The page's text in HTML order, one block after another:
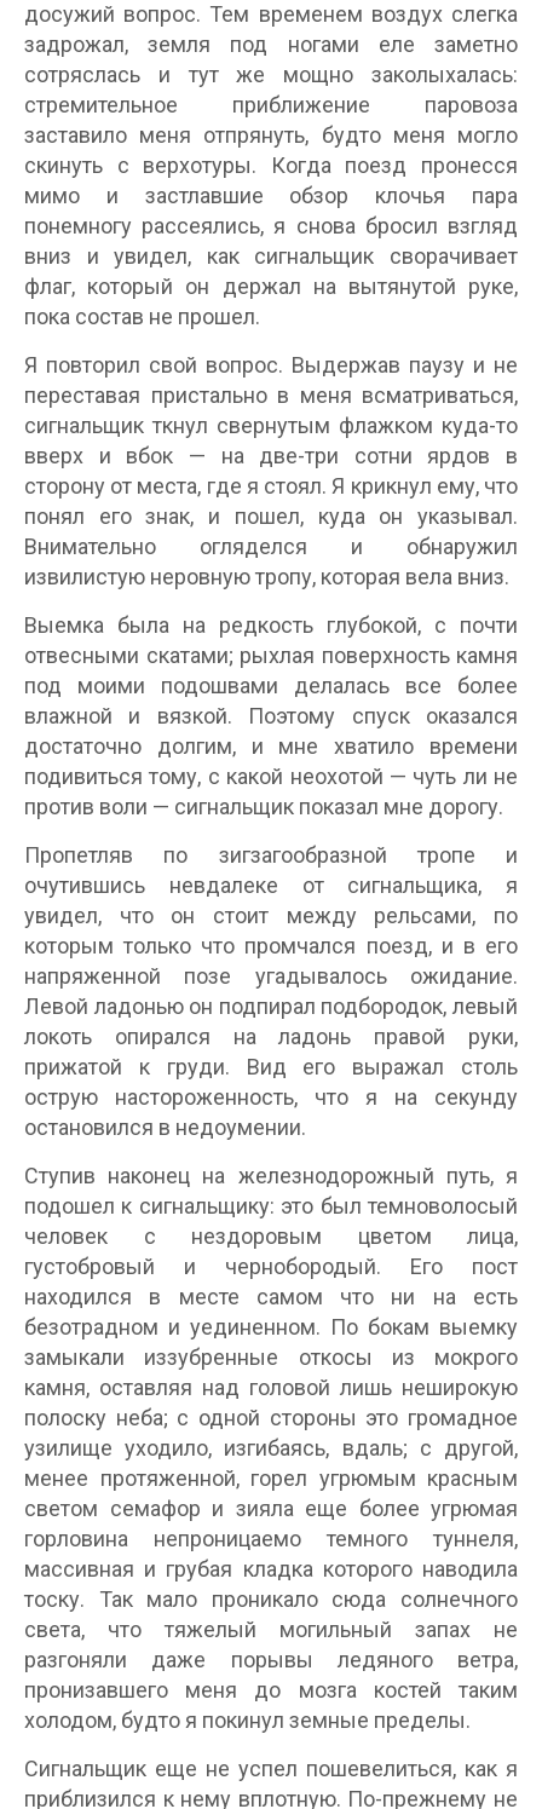
досужий вопрос. Тем временем воздух слегка
задрожал, земля под ногами еле заметно
сотряслась и тут же мощно заколыхалась:
стремительное приближение паровоза
заставило меня отпрянуть, будто меня могло
скинуть с верхотуры. Когда поезд пронесся
мимо и застлавшие обзор клочья пара
понемногу рассеялись, я снова бросил взгляд
вниз и увидел, как сигнальщик сворачивает
флаг, который он держал на вытянутой руке,
пока состав не прошел.
Я повторил свой вопрос. Выдержав паузу и не
переставая пристально в меня всматриваться,
сигнальщик ткнул свернутым флажком куда-то
вверх и вбок — на две-три сотни ярдов в
сторону от места, где я стоял. Я крикнул ему, что
понял его знак, и пошел, куда он указывал.
Внимательно огляделся и обнаружил
извилистую неровную тропу, которая вела вниз.
Выемка была на редкость глубокой, с почти
отвесными скатами; рыхлая поверхность камня
под моими подошвами делалась все более
влажной и вязкой. Поэтому спуск оказался
достаточно долгим, и мне хватило времени
подивиться тому, с какой неохотой — чуть ли не
против воли — сигнальщик показал мне дорогу.
Пропетляв по зигзагообразной тропе и
очутившись невдалеке от сигнальщика, я
увидел, что он стоит между рельсами, по
которым только что промчался поезд, и в его
напряженной позе угадывалось ожидание.
Левой ладонью он подпирал подбородок, левый
локоть опирался на ладонь правой руки,
прижатой к груди. Вид его выражал столь
острую настороженность, что я на секунду
остановился в недоумении.
Ступив наконец на железнодорожный путь, я
подошел к сигнальщику: это был темноволосый
человек с нездоровым цветом лица,
густобровый и чернобородый. Его пост
находился в месте самом что ни на есть
безотрадном и уединенном. По бокам выемку
замыкали иззубренные откосы из мокрого
камня, оставляя над головой лишь неширокую
полоску неба; с одной стороны это громадное
узилище уходило, изгибаясь, вдаль; с другой,
менее протяженной, горел угрюмым красным
светом семафор и зияла еще более угрюмая
горловина непроницаемо темного туннеля,
массивная и грубая кладка которого наводила
тоску. Так мало проникало сюда солнечного
света, что тяжелый могильный запах не
разгоняли даже порывы ледяного ветра,
пронизавшего меня до мозга костей таким
холодом, будто я покинул земные пределы.
Сигнальщик еще не успел пошевелиться, как я
приблизился к нему вплотную. По-прежнему не